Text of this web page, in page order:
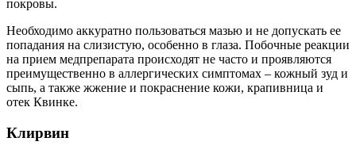
покровы.
Необходимо аккуратно пользоваться мазью и не допускать ее
попадания на слизистую, особенно в глаза. Побочные реакции
на прием медпрепарата происходят не часто и проявляются
преимущественно в аллергических симптомах – кожный зуд и
сыпь, а также жжение и покраснение кожи, крапивница и
отек Квинке.
Клирвин